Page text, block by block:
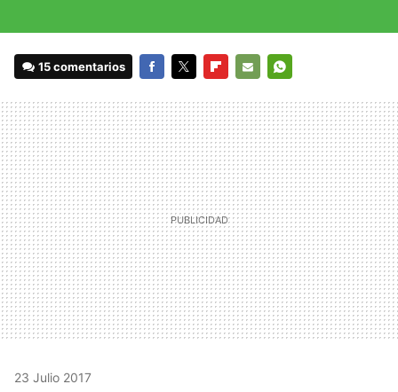
15 comentarios
MAIL
23 Julio 2017